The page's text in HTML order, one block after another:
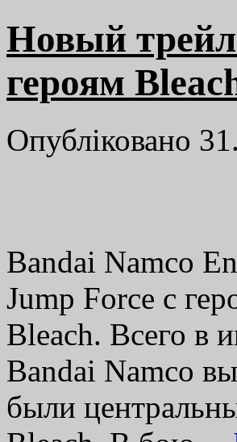
Новый
героям
Опубліковано
Bandai Namco
Jump Force с
Bleach. Всего в
Bandai Namco
были